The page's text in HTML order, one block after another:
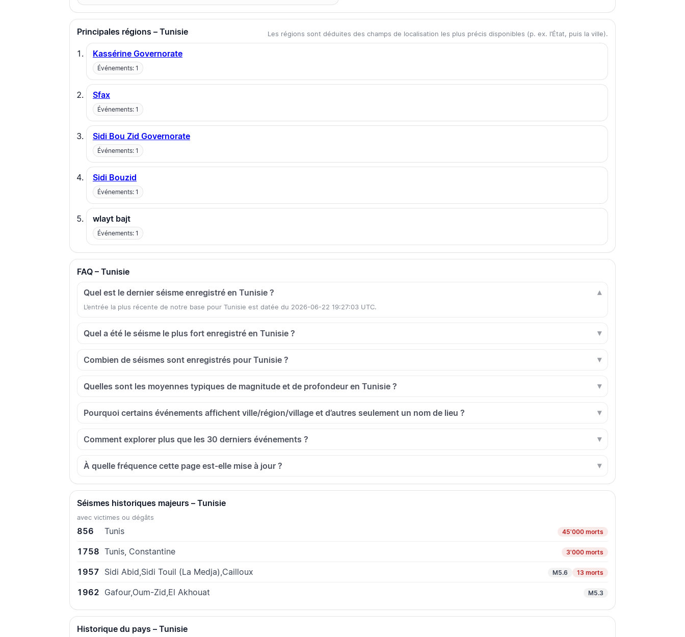
Principales régions – Tunisie Les régions sont déduites des champs de localisation les plus précis disponibles (p. ex. l’État, puis la ville).
Kassérine Governorate
Événements: 1
Sfax
Événements: 1
Sidi Bou Zid Governorate
Événements: 1
Sidi Bouzid
Événements: 1
wlayt bajt
Événements: 1
FAQ – Tunisie
Quel est le dernier séisme enregistré en Tunisie ?
L’entrée la plus récente de notre base pour Tunisie est datée du 2026-06-22 19:27:03 UTC.
Quel a été le séisme le plus fort enregistré en Tunisie ?
Combien de séismes sont enregistrés pour Tunisie ?
Quelles sont les moyennes typiques de magnitude et de profondeur en Tunisie ?
Pourquoi certains événements affichent ville/région/village et d’autres seulement un nom de lieu ?
Comment explorer plus que les 30 derniers événements ?
À quelle fréquence cette page est-elle mise à jour ?
Séismes historiques majeurs – Tunisie
avec victimes ou dégâts
856 Tunis 45'000 morts
1758 Tunis, Constantine 3'000 morts
1957 Sidi Abid,Sidi Touil (La Medja),Cailloux M5.6 13 morts
1962 Gafour,Oum-Zid,El Akhouat M5.3
Historique du pays – Tunisie